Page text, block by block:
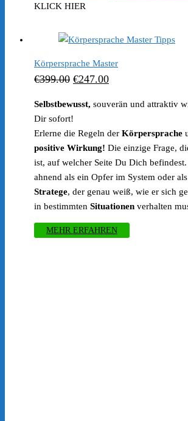
Preis
€399.00€247.00.
KLICK HIER
Körpersprache Master
€399.00 Ursprünglicher
war:
€399.00
€247.00Aktueller
€247.00.
Selbstbewusst, souverän und attraktiv
Dir sofort!
Erlerne die Regeln der Körpersprache
positive Wirkung! Die einzige Frage,
ist, auf welcher Seite Du Dich
ahnend als ein Opfer im System oder
Stratege, der genau weiß, wie er sich
in bestimmten Situationen verhalten
MEHR ERFAHREN